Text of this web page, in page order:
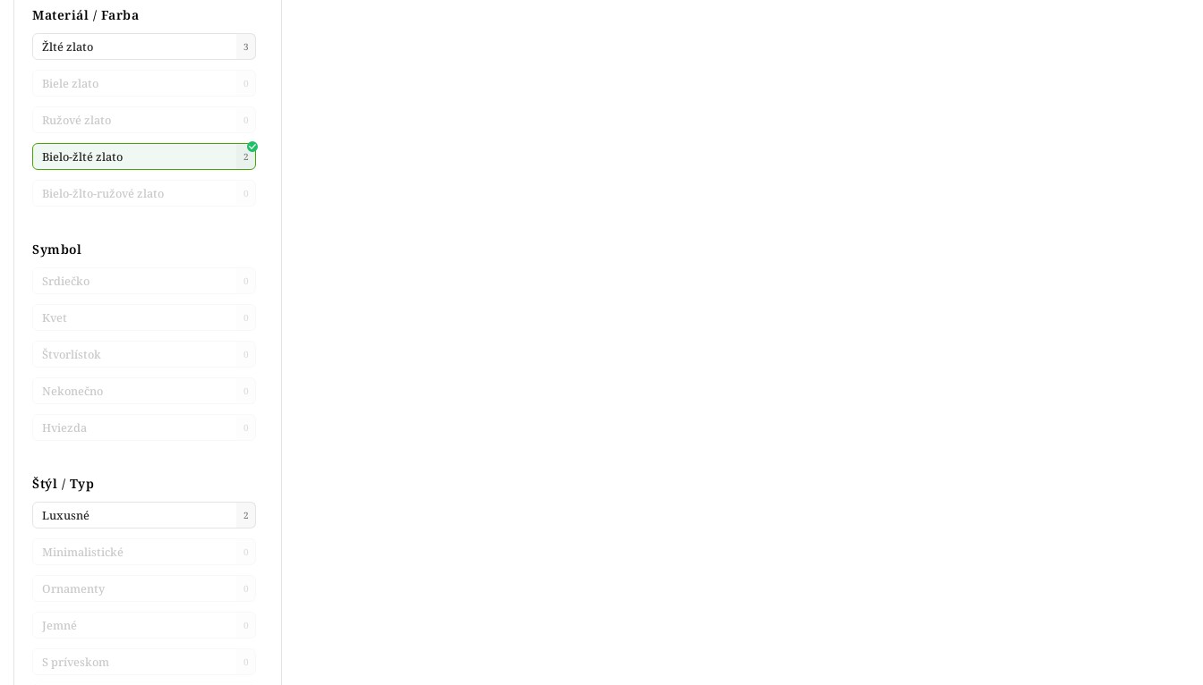
Materiál / Farba
Žlté zlato 3
Biele zlato 0
Ružové zlato 0
Bielo-žlté zlato 2
Bielo-žlto-ružové zlato 0
Symbol
Srdiečko 0
Kvet 0
Štvorlístok 0
Nekonečno 0
Hviezda 0
Štýl / Typ
Luxusné 2
Minimalistické 0
Ornamenty 0
Jemné 0
S príveskom 0